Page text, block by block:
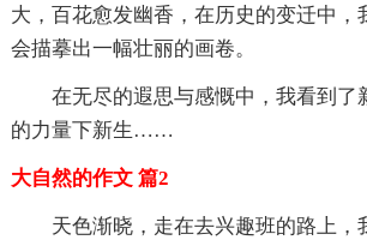
大，百花愈发幽香，在历史的变迁中，
会描摹出一幅壮丽的画卷。
在无尽的遐思与感慨中，我看到了
的力量下新生……
大自然的作文 篇2
天色渐晓，走在去兴趣班的路上，